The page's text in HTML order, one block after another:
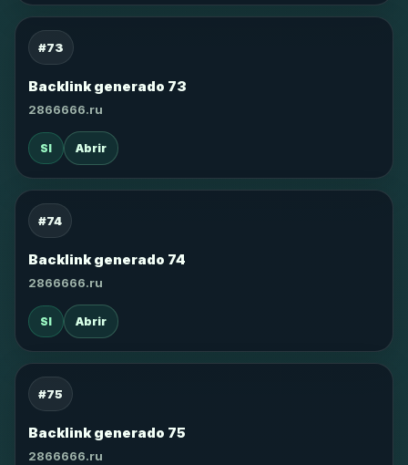
#73
Backlink generado 73
2866666.ru
SI Abrir
#74
Backlink generado 74
2866666.ru
SI Abrir
#75
Backlink generado 75
2866666.ru